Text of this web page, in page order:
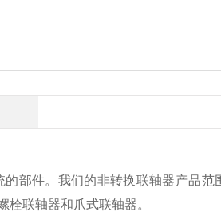
部件。我们的非转换联轴器产品范
联轴器和爪式联轴器。